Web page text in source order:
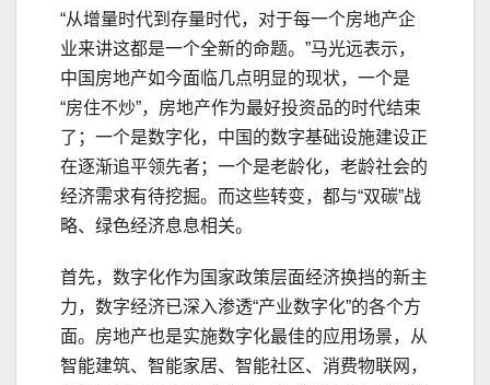
“从增量时代到存量时代，对于每一个房地产企
业来讲这都是一个全新的命题。”马光远表示，
中国房地产如今面临几点明显的现状，一个是
“房住不炒”，房地产作为最好投资品的时代结束
了；一个是数字化，中国的数字基础设施建设正
在逐渐追平领先者；一个是老龄化，老龄社会的
经济需求有待挖掘。而这些转变，都与“双碳”战
略、绿色经济息息相关。
首先，数字化作为国家政策层面经济换挡的新主
力，数字经济已深入渗透“产业数字化”的各个方
面。房地产也是实施数字化最佳的应用场景，从
智能建筑、智能家居、智能社区、消费物联网，